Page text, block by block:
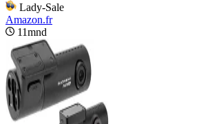
Lady-Sale
Amazon.fr
11mnd